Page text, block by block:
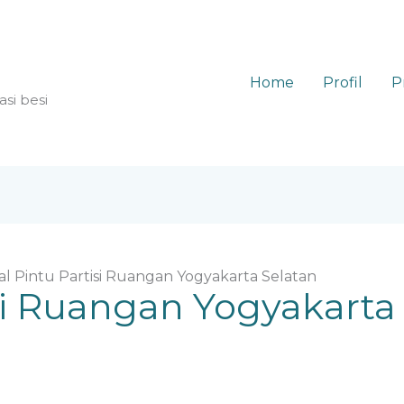
besi
Home Profil
Pintu Partisi Ruangan Yogyakarta Selatan